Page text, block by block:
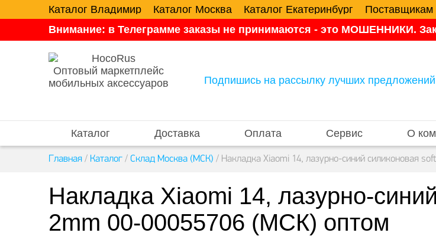
Каталог Владимир Каталог Москва Каталог Екатеринбург
Поставщикам
Внимание: в Телеграмме заказы не принимаются - это МОШЕННИКИ.
Оптовый маркетплейс
мобильных аксессуаров
Подпишись на рассылку лучших
Каталог Доставка Оплата Сервис О
Главная / Каталог / Склад Москва (МСК) / Накладка Xiaomi 14, лазурно-синий силиконовая
Накладка Xiaomi 14, лазурно-
2mm 00-00055706 (МСК) оптом